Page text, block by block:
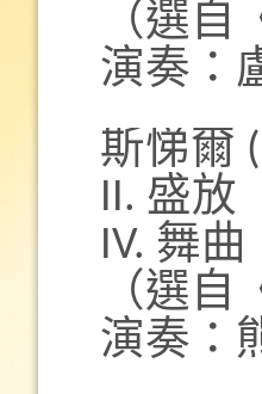
（選
演奏：
斯悌爾
II. 盛放
IV. 舞曲
（選
演奏：